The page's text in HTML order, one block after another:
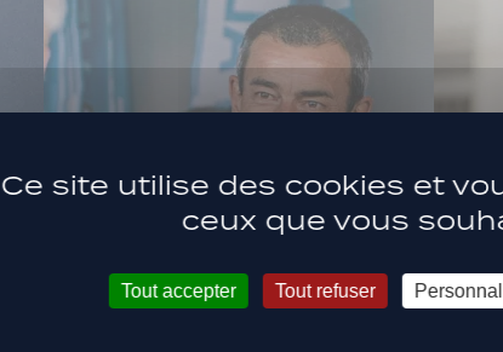
Ce site utilise des cookies et
ceux que vous
Tout accepter Tout refuser